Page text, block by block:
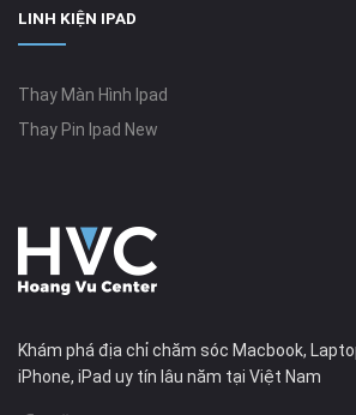
LINH KIỆN IPAD
Thay Màn Hình Ipad
Thay Pin Ipad New
Khám phá địa chỉ chăm sóc Macbook,
iPhone, iPad uy tín lâu năm tại Việt Nam